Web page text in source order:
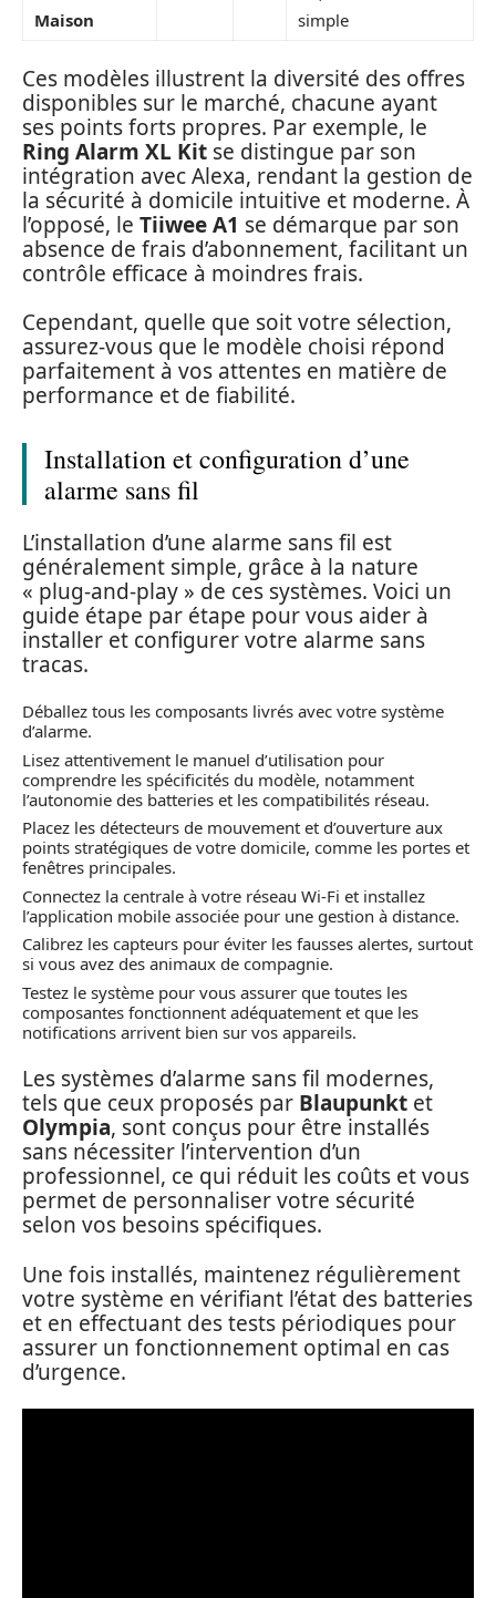
Maison
simple
Ces modèles illustrent la diversité des offres
disponibles sur le marché, chacune ayant
ses points forts propres. Par exemple, le
Ring Alarm XL Kit se distingue par son
intégration avec Alexa, rendant la gestion de
la sécurité à domicile intuitive et moderne. À
l’opposé, le Tiiwee A1 se démarque par son
absence de frais d’abonnement, facilitant un
contrôle efficace à moindres frais.
Cependant, quelle que soit votre sélection,
assurez-vous que le modèle choisi répond
parfaitement à vos attentes en matière de
performance et de fiabilité.
Installation et configuration d’une
alarme sans fil
L’installation d’une alarme sans fil est
généralement simple, grâce à la nature
« plug-and-play » de ces systèmes. Voici un
guide étape par étape pour vous aider à
installer et configurer votre alarme sans
tracas.
Déballez tous les composants livrés avec votre système
d’alarme.
Lisez attentivement le manuel d’utilisation pour
comprendre les spécificités du modèle, notamment
l’autonomie des batteries et les compatibilités réseau.
Placez les détecteurs de mouvement et d’ouverture aux
points stratégiques de votre domicile, comme les portes et
fenêtres principales.
Connectez la centrale à votre réseau Wi-Fi et installez
l’application mobile associée pour une gestion à distance.
Calibrez les capteurs pour éviter les fausses alertes, surtout
si vous avez des animaux de compagnie.
Testez le système pour vous assurer que toutes les
composantes fonctionnent adéquatement et que les
notifications arrivent bien sur vos appareils.
Les systèmes d’alarme sans fil modernes,
tels que ceux proposés par Blaupunkt et
Olympia, sont conçus pour être installés
sans nécessiter l’intervention d’un
professionnel, ce qui réduit les coûts et vous
permet de personnaliser votre sécurité
selon vos besoins spécifiques.
Une fois installés, maintenez régulièrement
votre système en vérifiant l’état des batteries
et en effectuant des tests périodiques pour
assurer un fonctionnement optimal en cas
d’urgence.